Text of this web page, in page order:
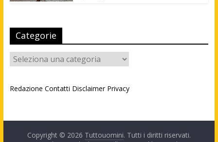
Categorie
Categorie
Redazione Contatti Disclaimer Privacy
Copyright © 2026 Tuttouomini. Tutti i diritti riservati.